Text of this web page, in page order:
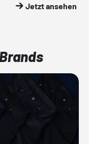
Jetzt ansehen